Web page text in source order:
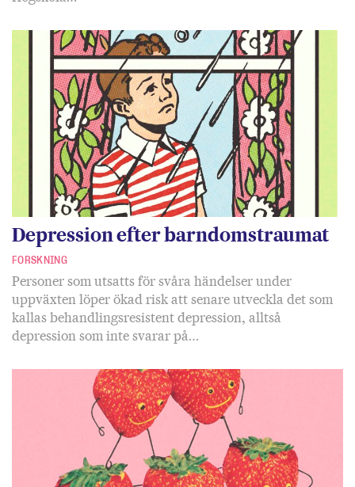
Depression efter barndomstraumat
FORSKNING
Personer som utsatts för svåra händelser under
uppväxten löper ökad risk att senare utveckla det som
kallas behandlingsresistent depression, alltså
depression som inte svarar på…